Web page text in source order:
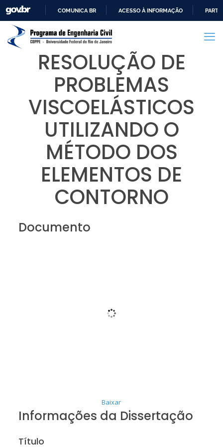
PARA
CONTEÚDO
COMUNICA BR ACESSO À INFORMAÇÃO
RESOLUÇÃO DE
PROBLEMAS
VISCOELÁSTICOS
UTILIZANDO O
MÉTODO DOS
ELEMENTOS DE
CONTORNO
Documento
Baixar
Informações da Dissertação
Título